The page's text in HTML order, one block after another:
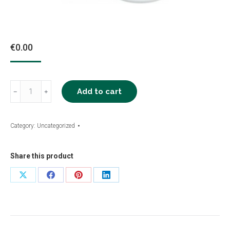
€0.00
Bacillol
Tissues
quantity
﹣ ﹢ Add to cart
Category: Uncategorized
Share this product
Share
Share
Share
Share